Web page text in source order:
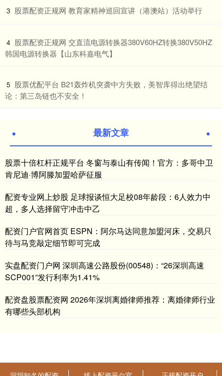
3 ​股票配资正规网 教育家精神巡回宣讲（港澳站）活动举行
4 ​股票配资正规网 交直流电源转换器380V60HZ转换380V50HZ
韩国电源转换器【山东科嘉电气】
5 ​股票优配平台 B21轰炸机突袭中方失败，美智库得出绝望结
论：第三岛链也不安全！
最新文章
股票十倍杠杆正规平台 冬窗与泰山有传闻！官方：多哥中卫
肯尼迪·博阿滕加盟哈萨征服
配资专业网上炒股 足球报谈恒大足校08年龄段：6人效力中
超，多人选择留守冲击中乙
配资门户官网首页 ESPN：阿尔马达同意加盟河床，交易只
待与马竞敲定细节即可完成
实盘配资门户网 深圳高速公路股份(00548)：“26深圳高速
SCP001”发行利率为1.41%
配资盘股票配资网 2026年深圳离婚律师推荐：离婚律师行业
有哪些头部机构